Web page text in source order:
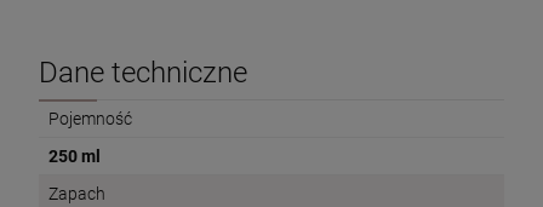
Dane techniczne
Pojemność
250 ml
Zapach